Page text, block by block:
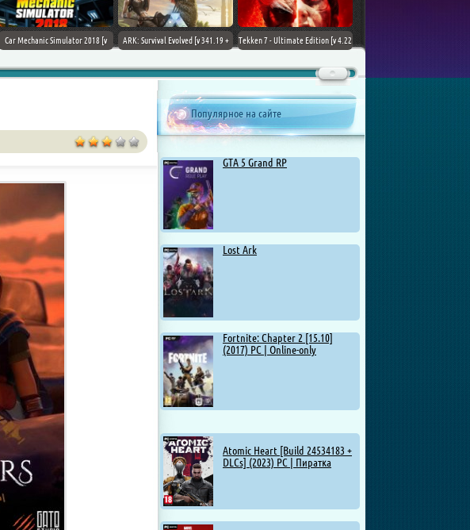
Car Mechanic Simulator 2018 [v
ARK: Survival Evolved [v 341.19 +
Tekken 7 - Ultimate Edition [v 4.22
Chovka
Популярное на сайте
GTA 5 Grand RP
Lost Ark
Fortnite: Chapter 2 [15.10]
(2017) PC | Online-only
Atomic Heart [Build 24534183 +
DLCs] (2023) PC | Пиратка